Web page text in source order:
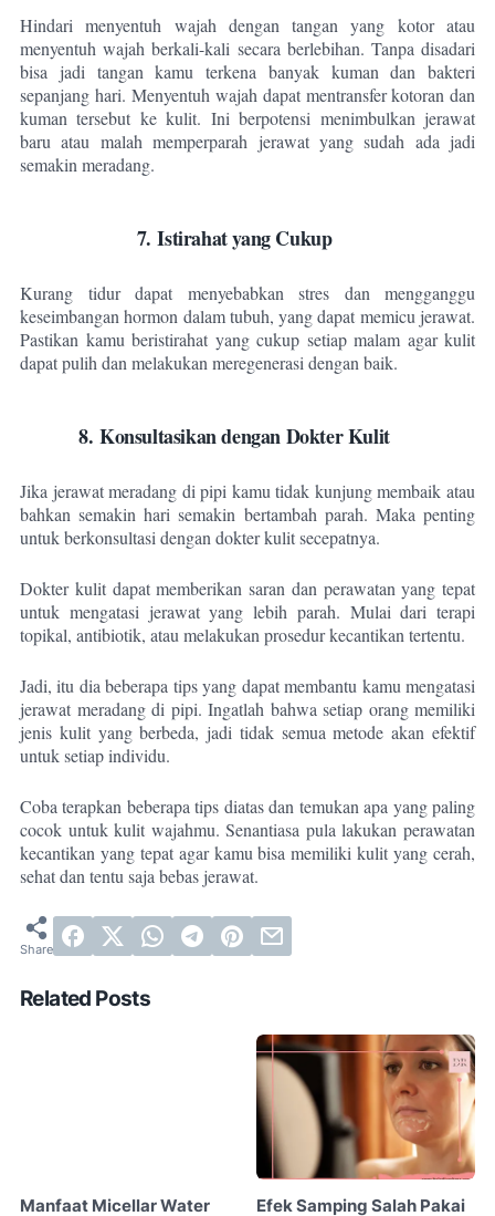
Hindari menyentuh wajah dengan tangan yang kotor atau
menyentuh wajah berkali-kali secara berlebihan. Tanpa disadari
bisa jadi tangan kamu terkena banyak kuman dan bakteri
sepanjang hari.Menyentuh wajah dapat mentransfer kotoran dan
kuman tersebut ke kulit. Ini berpotensi menimbulkan jerawat
baru atau malah memperparah jerawat yang sudah ada jadi
semakin meradang.
7. Istirahat yang Cukup
Kurang tidur dapat menyebabkan stres dan mengganggu
keseimbangan hormon dalam tubuh, yang dapat memicu jerawat.
Pastikan kamu beristirahat yang cukup setiap malam agar kulit
dapat pulih dan melakukan meregenerasi dengan baik.
8. Konsultasikan dengan Dokter Kulit
Jika jerawat meradang di pipi kamu tidak kunjung membaik atau
bahkan semakin hari semakin bertambah parah. Maka penting
untuk berkonsultasi dengan dokter kulit secepatnya.
Dokter kulit dapat memberikan saran dan perawatan yang tepat
untuk mengatasi jerawat yang lebih parah. Mulai dari terapi
topikal, antibiotik, atau melakukan prosedur kecantikan tertentu.
Jadi, itu dia beberapa tips yang dapat membantu kamu mengatasi
jerawat meradang di pipi. Ingatlah bahwa setiap orang memiliki
jenis kulit yang berbeda, jadi tidak semua metode akan efektif
untuk setiap individu.
Coba terapkan beberapa tips diatas dan temukan apa yang paling
cocok untuk kulit wajahmu. Senantiasa pula lakukan perawatan
kecantikan yang tepat agar kamu bisa memiliki kulit yang cerah,
sehat dan tentu saja bebas jerawat.
Related Posts
Manfaat Micellar Water Efek Samping Salah Pakai